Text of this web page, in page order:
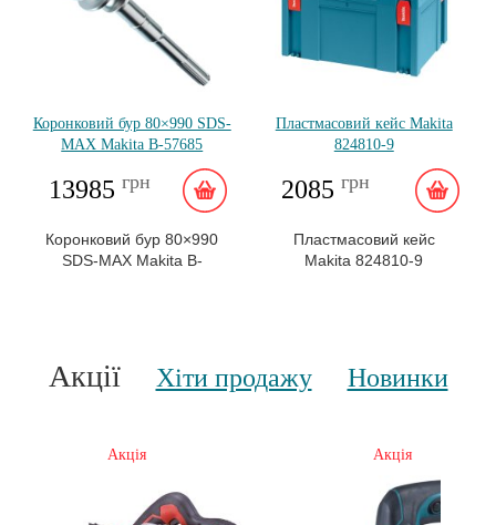
Коронковий бур 80×990 SDS-
MAX Makita B-57685
13985грн
Коронковий бур 80×990
SDS-MAX Makita B-
Пластмасовий кейс Makita
824810-9
2085 грн
Пластмасовий кейс
Makita 824810-9
Акції Хіти продажу Новинки
Акція Акція